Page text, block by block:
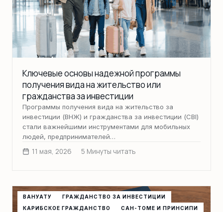
Ключевые основы надежной программы
получения вида на жительство или
гражданства за инвестиции
Программы получения вида на жительство за
инвестиции (ВНЖ) и гражданства за инвестиции (CBI)
стали важнейшими инструментами для мобильных
людей, предпринимателей…
11 мая, 2026 5 Минуты читать
ВАНУАТУ
ГРАЖДАНСТВО ЗА ИНВЕСТИЦИИ
КАРИБСКОЕ ГРАЖДАНСТВО
САН-ТОМЕ И ПРИНСИПИ